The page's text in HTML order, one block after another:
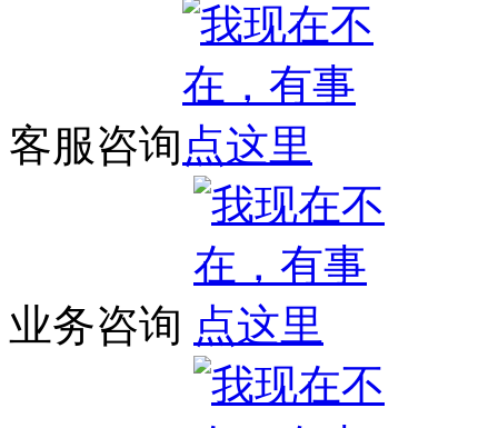
客服咨询
业务咨询